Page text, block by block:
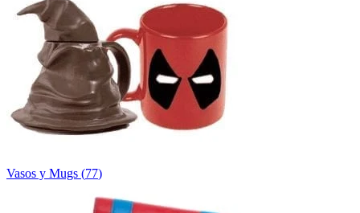
Vasos y Mugs (77)